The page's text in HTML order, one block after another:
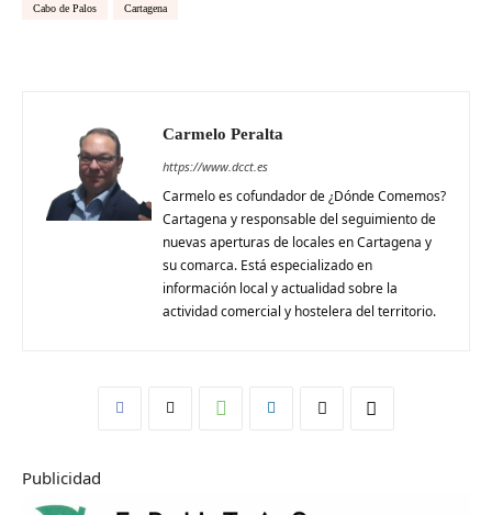
Cabo de Palos Cartagena
Carmelo Peralta
https://www.dcct.es
Carmelo es cofundador de ¿Dónde Comemos?
Cartagena y responsable del seguimiento de
nuevas aperturas de locales en Cartagena y
su comarca. Está especializado en
información local y actualidad sobre la
actividad comercial y hostelera del territorio.
Publicidad